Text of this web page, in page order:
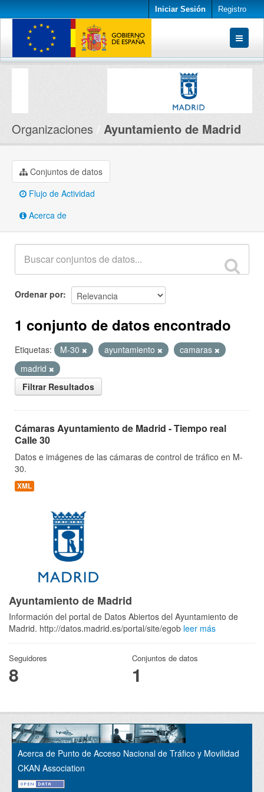
Iniciar Sesión Registro
Conjuntos de datos
Organizaciones Ayuntamiento de Madrid
Conjuntos de datos
Flujo de Actividad
Acerca de
Ordenar por
1 conjunto de datos encontrado
Etiquetas: M-30 ayuntamiento
camaras
madrid
Filtrar Resultados
Cámaras Ayuntamiento de Madrid - Tiempo real
Calle 30
Datos e imágenes de las cámaras de control de tráfico en M-
30.
XML
Ayuntamiento de Madrid
Información del portal de Datos Abiertos del Ayuntamiento de
Madrid. http://datos.madrid.es/portal/site/egob leer más
Seguidores
8
Conjuntos de datos
1
Acerca de Punto de Acceso Nacional de Tráfico y Movilidad
CKAN Association